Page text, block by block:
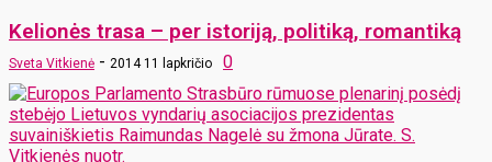
Kelionės trasa – per istoriją, politiką, romantiką
Sveta Vitkienė - 2014 11 lapkričio 0